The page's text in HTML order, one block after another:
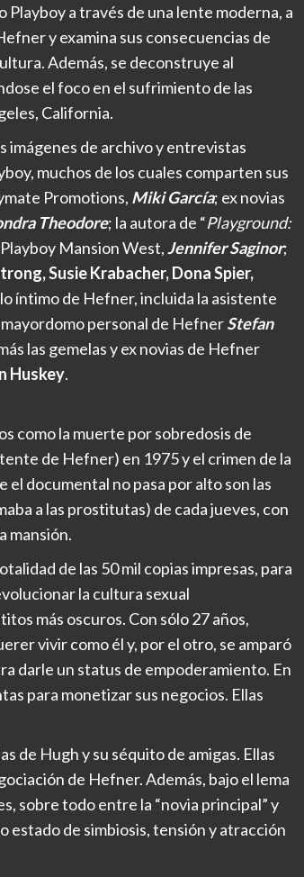
a través de una lente moderna, a
y examina sus consecuencias de
Además, se deconstruye al
el foco en el sufrimiento de las
California.
de archivo y entrevistas
muchos de los cuales comparten sus
Promotions, Miki García; ex novias
Theodore; la autora de “Playground:
Mansion West,Jennifer Saginor;
Susie Krabacher, Dona Spier,
íntimo de Hefner, incluida la asistente
personal de HefnerStefan
las gemelas y ex novias de Hefner
Huskey.
como la muerte por sobredosis de
de Hefner) en 1975 y el crimen de la
documental no pasa por alto son las
a las prostitutas) de cada jueves, con
mansión.
de las 50 mil copias impresas, para
la cultura sexual
más oscuros. Con sólo 27 años,
vivir como él y, por el otro, se amparó
darle un status de empoderamiento. En
para monetizar sus negocios. Ellas
de Hugh y su séquito de amigas. Ellas
de Hefner. Además, bajo el lema
sobre todo entre la “novia principal” y
estado de simbiosis, tensión y atracción